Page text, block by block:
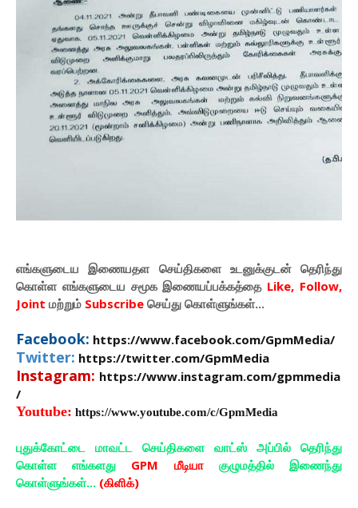
எங்களுடைய இணையதள செய்திகளை உடனுக்குடன் தெரிந்து
கொள்ள எங்களுடைய சமூக இணையப்பக்கத்தை Like, Follow,
Joint மற்றும் Subscribe செய்து கொள்ளுங்கள்...
Facebook: https://www.facebook.com/GpmMedia/
Twitter: https://twitter.com/GpmMedia
Instagram: https://www.instagram.com/gpmmedia
/
Youtube: https://www.youtube.com/c/GpmMedia
புதுக்கோட்டை மாவட்ட செய்திகளை வாட்ஸ் அப்பில் தெரிந்து
கொள்ள எங்களது GPM மீடியாகுழுமத்தில் இணைந்து
கொள்ளுங்கள்... (கிளிக்)